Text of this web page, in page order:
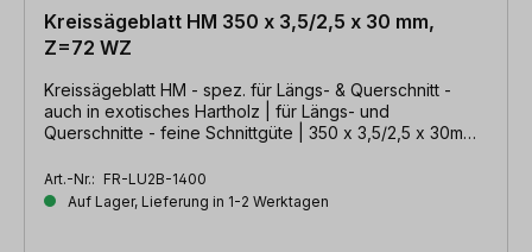
Kreissägeblatt HM 350 x 3,5/2,5 x 30 mm,
Z=72 WZ
Kreissägeblatt HM - spez. für Längs- & Querschnitt -
auch in exotisches Hartholz | für Längs- und
Querschnitte - feine Schnittgüte | 350 x 3,5/2,5 x 30mm,
Art.-Nr.: FR-LU2B-1400
Auf Lager, Lieferung in 1-2 Werktagen